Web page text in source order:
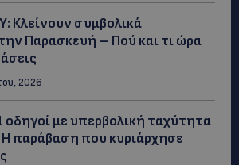
Κλείνουν συμβολικά
Παρασκευή – Πού και τι ώρα
2026
οδηγοί με υπερβολική ταχύτητα
Η παράβαση που κυριάρχησε